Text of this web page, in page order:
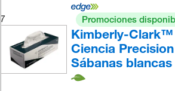
7 Promociones
Kimberly-
Ciencia
Sábanas